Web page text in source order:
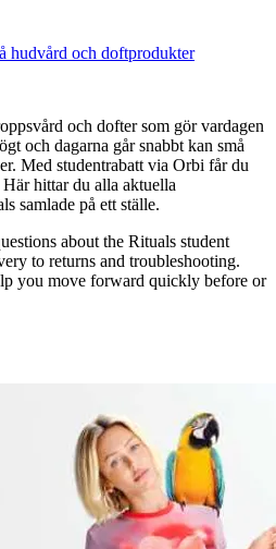
hudvård och doftprodukter
och dofter som gör vardagen
och dagarna går snabbt kan små
Med studentrabatt via Orbi får du
hittar du alla aktuella
samlade på ett ställe.
about the Rituals student
to returns and troubleshooting.
you move forward quickly before or